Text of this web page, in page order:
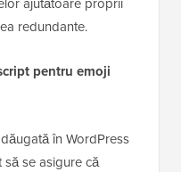
redundante.
pentru emoji
în WordPress
se asigure că